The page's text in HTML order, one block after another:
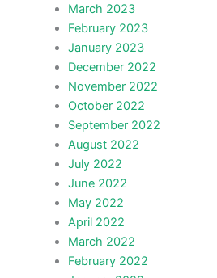
March 2023
February 2023
January 2023
December 2022
November 2022
October 2022
September 2022
August 2022
July 2022
June 2022
May 2022
April 2022
March 2022
February 2022